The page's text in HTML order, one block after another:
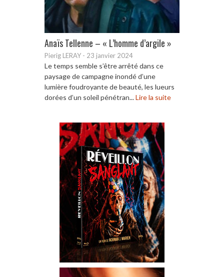
Anaïs Tellenne – « L’homme d’argile »
Pierig LERAY - 23 janvier 2024
Le temps semble s’être arrêté dans ce
paysage de campagne inondé d’une
lumière foudroyante de beauté, les lueurs
dorées d’un soleil pénétran...Lire la suite